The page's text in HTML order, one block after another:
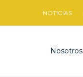
NOTICIAS
Nosotros